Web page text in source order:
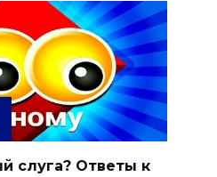
слуга? Ответы к